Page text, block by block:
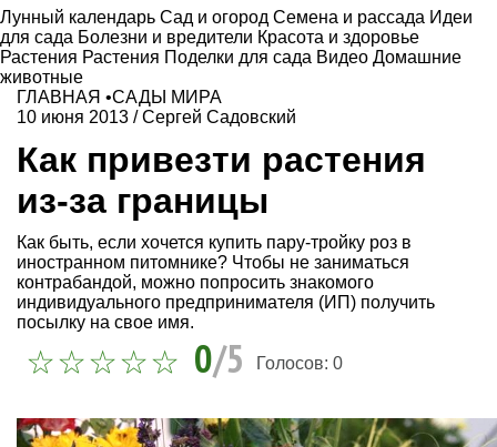
Лунный календарь Сад и огород Семена и рассада Идеи
для сада Болезни и вредители Красота и здоровье
Растения Растения Поделки для сада Видео Домашние
животные
ГЛАВНАЯ •САДЫ МИРА
10 июня 2013 /Сергей Садовский
Как привезти растения
из-за границы
Как быть, если хочется купить пару-тройку роз в
иностранном питомнике? Чтобы не заниматься
контрабандой, можно попросить знакомого
индивидуального предпринимателя (ИП) получить
посылку на свое имя.
0/5 Голосов: 0